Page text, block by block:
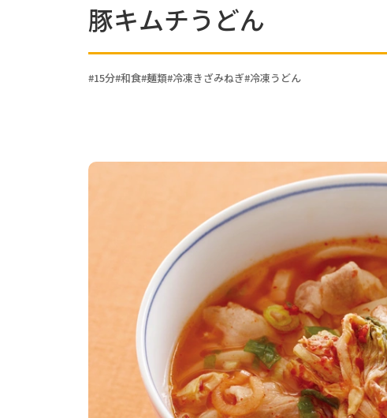
豚キムチうどん
15分 和食 麺類 冷凍きざみねぎ 冷凍うどん